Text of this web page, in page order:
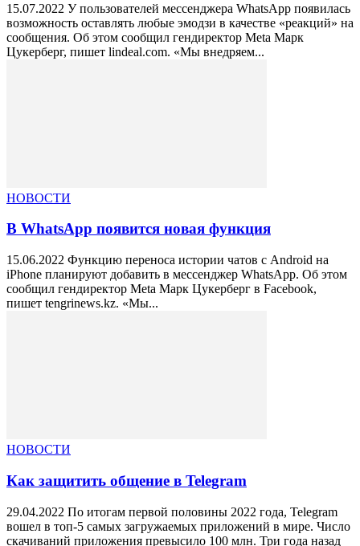
15.07.2022 У пользователей мессенджера WhatsApp появилась
возможность оставлять любые эмодзи в качестве «реакций» на
сообщения. Об этом сообщил гендиректор Meta Марк
Цукерберг, пишет lindeal.com. «Мы внедряем...
НОВОСТИ
В WhatsApp появится новая функция
15.06.2022 Функцию переноса истории чатов с Android на
iPhone планируют добавить в мессенджер WhatsApp. Об этом
сообщил гендиректор Meta Марк Цукерберг в Facebook,
пишет tengrinews.kz. «Мы...
НОВОСТИ
Как защитить общение в Telegram
29.04.2022 По итогам первой половины 2022 года, Telegram
вошел в топ-5 самых загружаемых приложений в мире. Число
скачиваний приложения превысило 100 млн. Три года назад